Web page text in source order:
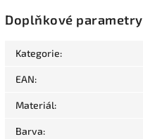
Doplňkové parametry
Kategorie:
EAN:
Materiál:
Barva: